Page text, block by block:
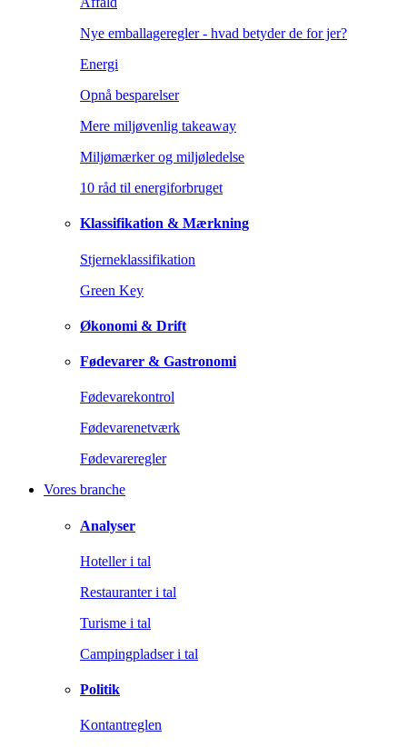
Nye emballageregler - hvad betyder de for jer?
Energi
Opnå besparelser
Mere miljøvenlig takeaway
Miljømærker og miljøledelse
10 råd til energiforbruget
Klassifikation & Mærkning
Stjerneklassifikation
Green Key
Økonomi & Drift
Fødevarer & Gastronomi
Fødevarekontrol
Fødevarenetværk
Fødevareregler
Vores branche
Analyser
Hoteller i tal
Restauranter i tal
Turisme i tal
Campingpladser i tal
Politik
Kontantreglen